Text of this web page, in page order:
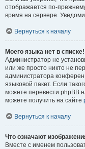
отображается по-
время на сервере.
Вернуться к началу
Моего языка нет в списке!
Администратор не
или же просто никто не
администратора
языковой пакет. Если
можете перевести phpBB
можете получить на сайте
Вернуться к началу
Что означают
Вместе с именем